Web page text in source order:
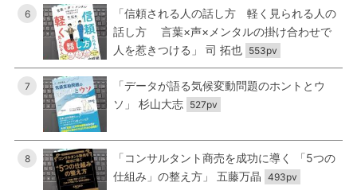
6
「信頼される人の話し方 軽く見られる人の
話し方 言葉×声×メンタルの掛け合わせで
人を惹きつける」 司 拓也 553pv
7
「データが語る気候変動問題のホントとウ
ソ」 杉山大志 527pv
8
「コンサルタント商売を成功に導く 「5つの
仕組み」の整え方」 五藤万晶 493pv